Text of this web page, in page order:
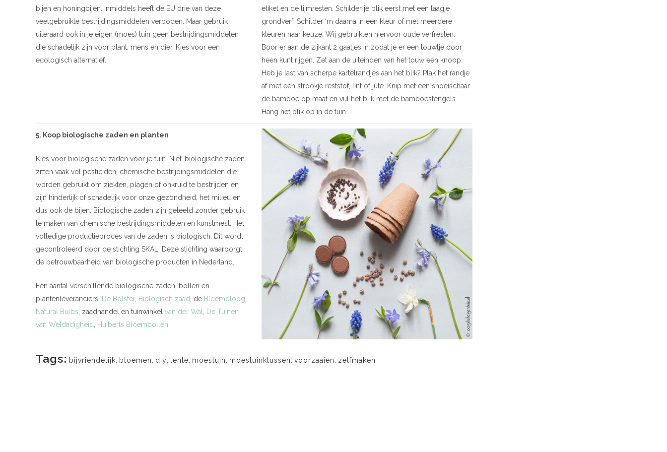
bijen en honingbijen. Inmiddels heeft de EU drie van deze
veelgebruikte bestrijdingsmiddelen verboden. Maar gebruik
uiteraard ook in je eigen (moes) tuin geen bestrijdingsmiddelen
die schadelijk zijn voor plant, mens en dier. Kies voor een
ecologisch alternatief.
etiket en de lijmresten. Schilder je blik eerst met een laagje
grondverf. Schilder ‘m daarna in een kleur of met meerdere
kleuren naar keuze. Wij gebruikten hiervoor oude verfresten.
Boor er aan de zijkant 2 gaatjes in zodat je er een touwtje door
heen kunt rijgen. Zet aan de uiteinden van het touw een knoop.
Heb je last van scherpe kartelrandjes aan het blik? Plak het randje
af met een strookje reststof, lint of jute. Knip met een snoeischaar
de bamboe op maat en vul het blik met de bamboestengels.
Hang het blik op in de tuin.
5. Koop biologische zaden en planten
Kies voor biologische zaden voor je tuin. Niet-biologische zaden
zitten vaak vol pesticiden, chemische bestrijdingsmiddelen die
worden gebruikt om ziekten, plagen of onkruid te bestrijden en
zijn hinderlijk of schadelijk voor onze gezondheid, het milieu en
dus ook de bijen. Biologische zaden zijn geteeld zonder gebruik
te maken van chemische bestrijdingsmiddelen en kunstmest. Het
volledige productieproces van de zaden is biologisch. Dit wordt
gecontroleerd door de stichting SKAL. Deze stichting waarborgt
de betrouwbaarheid van biologische producten in Nederland.
Een aantal verschillende biologische zaden, bollen en
plantenleveranciers: De Bolster, Biologisch zaad , de Bloemoloog
Natural Bulbs , zaadhandel en tuinwinkel van der Wal
De Tuinen
van Weldadigheid
Huiberts Bloembollen
Tags: bijvriendelijk bloemen diy lente moestuin moestuinklussen voorzaaien zelfmaken